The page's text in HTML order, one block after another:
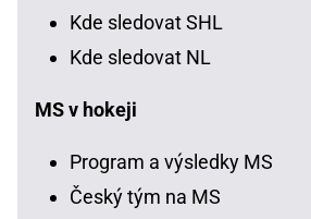
Kde sledovat SHL
Kde sledovat NL
MS v hokeji
Program a výsledky MS
Český tým na MS